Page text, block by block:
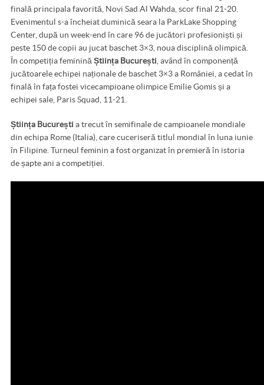
finală principala favorită, Novi Sad Al Wahda, scor final 21-20.
Evenimentul s-a încheiat duminică seara la ParkLake Shopping
Center, după un week-end în care 96 de jucători profesioniști și
peste 150 de copii au jucat baschet 3×3, noua disciplină olimpică.
În competiția feminină Știința București , având în componență
jucătoarele echipei naționale de baschet 3×3 a României, a cedat în
finală în fața fostei vicecampioane olimpice Emilie Gomis și a
echipei sale, Paris Squad, 11-21.
Știința București a trecut în semifinale de campioanele mondiale
din echipa Rome (Italia), care cuceriseră titlul mondial în luna iunie
în Filipine. Turneul feminin a fost organizat în premieră în istoria
de șapte ani a competiției.